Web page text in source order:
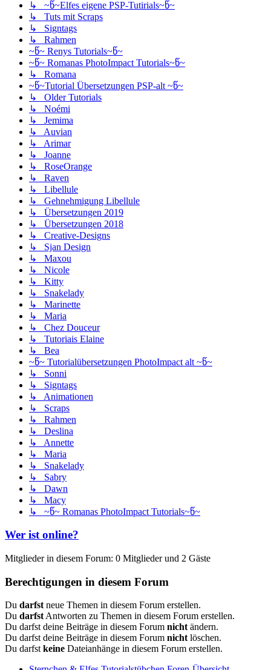
↳ ~წ~Elfes eigene PSP-Tutirials~წ~
↳ Tuts mit Scraps
↳ Signtags
↳ Rahmen
~წ~ Renys Tutorials~წ~
~წ~ Romanas PhotoImpact Tutorials~წ~
↳ Romana
~წ~Tutorial Übersetzungen PSP-alt ~წ~
↳ Older Tutorials
↳ Noémi
↳ Jemima
↳ Auvian
↳ Arimar
↳ Joanne
↳ RoseOrange
↳ Raven
↳ Libellule
↳ Gehnehmigung Libellule
↳ Übersetzungen 2019
↳ Übersetzungen 2018
↳ Creative-Designs
↳ Sjan Design
↳ Maxou
↳ Nicole
↳ Kitty
↳ Snakelady
↳ Marinette
↳ Maria
↳ Chez Douceur
↳ Tutoriais Elaine
↳ Bea
~წ~ Tutorialübersetzungen PhotoImpact alt ~წ~
↳ Sonni
↳ Signtags
↳ Animationen
↳ Scraps
↳ Rahmen
↳ Deslina
↳ Annette
↳ Maria
↳ Snakelady
↳ Sabry
↳ Dawn
↳ Macy
↳ ~წ~ Romanas PhotoImpact Tutorials~წ~
Wer ist online?
Mitglieder in diesem Forum: 0 Mitglieder und 2 Gäste
Berechtigungen in diesem Forum
Du darfstneue Themen in diesem Forum erstellen.
Du darfstAntworten zu Themen in diesem Forum erstellen.
Du darfst deine Beiträge in diesem Forum nichtändern.
Du darfst deine Beiträge in diesem Forum nichtlöschen.
Du darfstkeine Dateianhänge in diesem Forum erstellen.